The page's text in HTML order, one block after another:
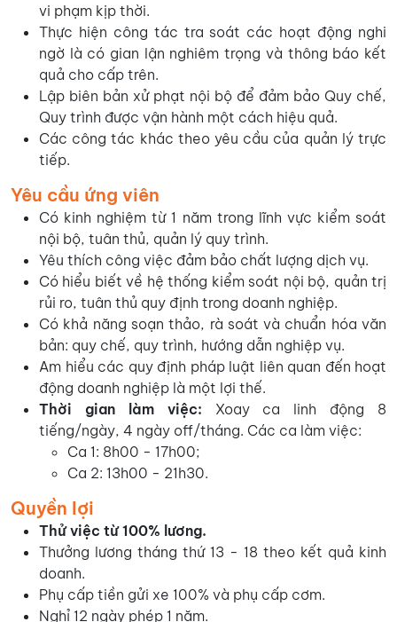
vi phạm kịp thời.
Thực hiện công tác tra soát các hoạt động nghi
ngờ là có gian lận nghiêm trọng và thông báo kết
quả cho cấp trên.
Lập biên bản xử phạt nội bộ để đảm bảo Quy chế,
Quy trình được vận hành một cách hiệu quả.
Các công tác khác theo yêu cầu của quản lý trực
tiếp.
Yêu cầu ứng viên
Có kinh nghiệm từ 1 năm trong lĩnh vực kiểm soát
nội bộ, tuân thủ, quản lý quy trình.
Yêu thích công việc đảm bảo chất lượng dịch vụ.
Có hiểu biết về hệ thống kiểm soát nội bộ, quản trị
rủi ro, tuân thủ quy định trong doanh nghiệp.
Có khả năng soạn thảo, rà soát và chuẩn hóa văn
bản: quy chế, quy trình, hướng dẫn nghiệp vụ.
Am hiểu các quy định pháp luật liên quan đến hoạt
động doanh nghiệp là một lợi thế.
Thời gian làm việc: Xoay ca linh động 8
tiếng/ngày, 4 ngày off/tháng. Các ca làm việc:
Ca 1: 8h00 - 17h00;
Ca 2: 13h00 - 21h30.
Quyền lợi
Thử việc từ 100% lương.
Thưởng lương tháng thứ 13 - 18 theo kết quả kinh
doanh.
Phụ cấp tiền gửi xe 100% và phụ cấp cơm.
Nghỉ 12 ngày phép 1 năm.